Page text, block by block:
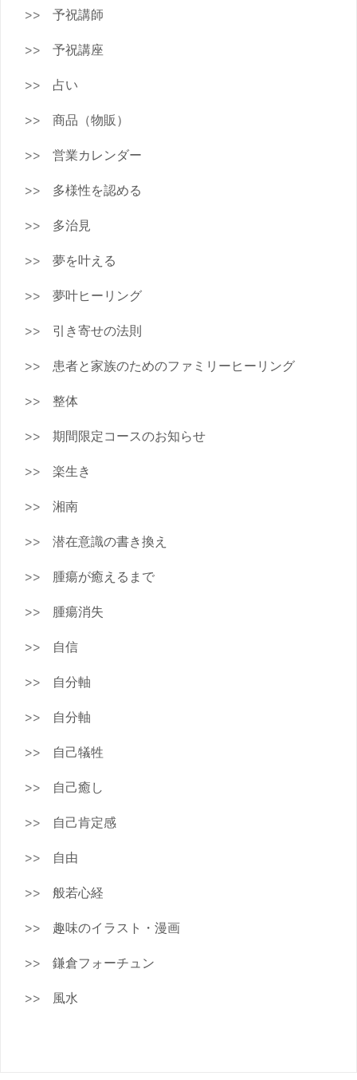
予祝講師
予祝講座
占い
商品（物販）
営業カレンダー
多様性を認める
多治見
夢を叶える
夢叶ヒーリング
引き寄せの法則
患者と家族のためのファミリーヒーリング
整体
期間限定コースのお知らせ
楽生き
湘南
潜在意識の書き換え
腫瘍が癒えるまで
腫瘍消失
自信
自分軸
自分軸
自己犠牲
自己癒し
自己肯定感
自由
般若心経
趣味のイラスト・漫画
鎌倉フォーチュン
風水